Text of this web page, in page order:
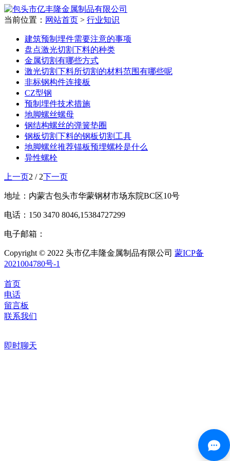
当前位置： 网站首页 > 行业知识
建筑预制埋件需要注意的事项
盘点激光切割下料的种类
金属切割有哪些方式
激光切割下料所切割的材料范围有哪些呢
非标钢构件连接板
CZ型钢
预制埋件技术措施
地脚螺丝螺母
钢结构螺丝的弹簧垫圈
钢板切割下料的钢板切割工具
地脚螺丝推荐锚板预埋螺栓是什么
异性螺栓
上一页2 / 2下一页
地址：内蒙古包头市华蒙钢材市场东院BC区10号
电话：150 3470 8046,15384727299
电子邮箱：
Copyright © 2022 头市亿丰隆金属制品有限公司 蒙ICP备
2021004780号-1
首页
电话
留言板
联系我们
即时聊天